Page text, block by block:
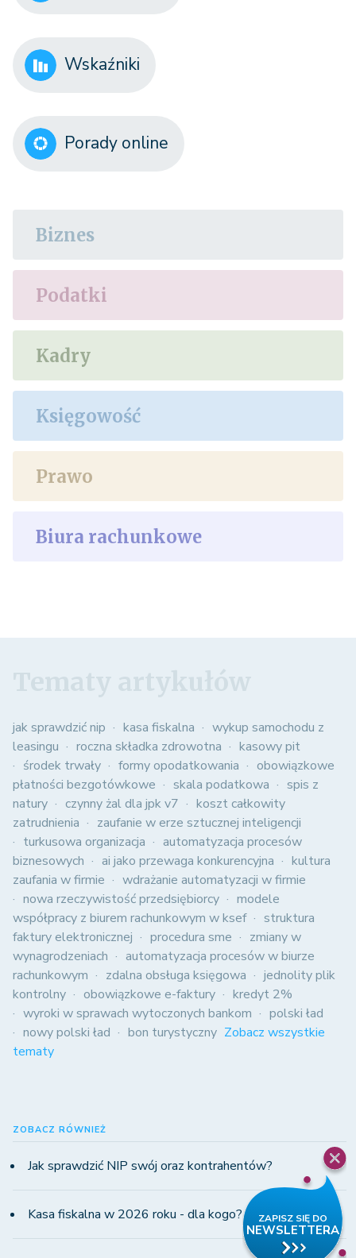
Wskaźniki
Porady online
Biznes
Podatki
Kadry
Księgowość
Prawo
Biura rachunkowe
jak sprawdzić nip kasa fiskalna
wykup samochodu z
leasingu
roczna składka zdrowotna
kasowy pit
środek trwały
formy opodatkowania
obowiązkowe
płatności bezgotówkowe
skala podatkowa
spis z
natury
czynny żal dla jpk v7
koszt całkowity
zatrudnienia
zaufanie w erze sztucznej inteligencji
turkusowa organizacja
automatyzacja procesów
biznesowych
ai jako przewaga konkurencyjna
kultura
zaufania w firmie
wdrażanie automatyzacji w firmie
nowa rzeczywistość przedsiębiorcy
modele
współpracy z biurem rachunkowym w ksef
struktura
faktury elektronicznej
procedura sme
zmiany w
wynagrodzeniach
automatyzacja procesów w biurze
rachunkowym
zdalna obsługa księgowa
jednolity plik
kontrolny
obowiązkowe e-faktury
kredyt 2%
wyroki w sprawach wytoczonych bankom
polski ład
nowy polski ład
bon turystyczny Zobacz wszystkie
tematy
ZOBACZ RÓWNIEŻ
Jak sprawdzić NIP swój oraz kontrahentów?
Kasa fiskalna w 2026 roku - dla kogo?